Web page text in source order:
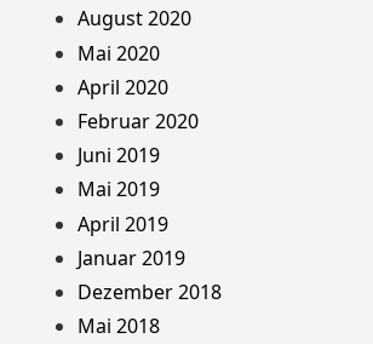
August 2020
Mai 2020
April 2020
Februar 2020
Juni 2019
Mai 2019
April 2019
Januar 2019
Dezember 2018
Mai 2018